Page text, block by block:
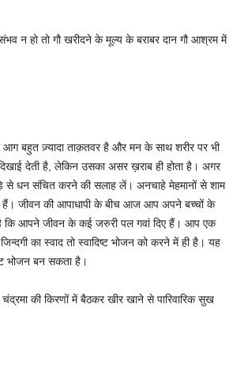
न हो तो गौ खरीदने के मूल्य के बराबर दान गौ आश्रम में
बहुत ज़्यादा ताक़तवर है और मन के साथ शरीर पर भी
देती है, लेकिन उसका असर ख़राब ही होता है। अगर
से धन संचित करने की सलाह लें। अनचाहे मेहमानों से शाम
जीवन की आपाधापी के बीच आज आप अपने बच्चों के
कि आपने जीवन के कई जरुरी पल गवां दिए हैं। आप एक
का स्वाद तो स्वादिष्ट भोजन को करने में ही है। यह
भोजन बन सकता है।
की किरणों में बैठकर खीर खाने से पारिवारिक सुख